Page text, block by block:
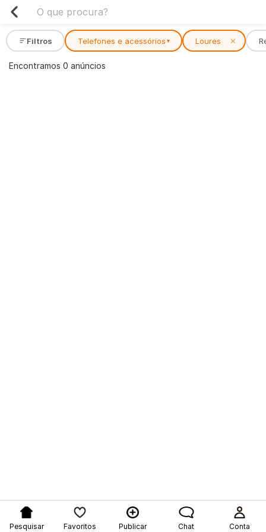
Filtros Telefones e acessórios ▾ Loures ✕
Encontramos 0 anúncios
Pesquisar Favoritos Publicar Chat Conta